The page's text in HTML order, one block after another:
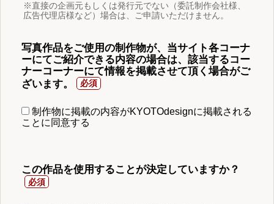
※直接の企画元もしくは発行元でない（委託制作会社様、
広告代理店様など）場合は、ご申請いただけません。
写真作品をご使用の制作物が、当サイト各コーナ
ーにてご紹介できる内容の場合は、該当するコー
ナーコーナーにて情報を掲載させて頂く場合がご
ざいます。
制作物に掲載の内容がKYOTOdesignに掲載される
ことに同意する
この作品を使用することが決定していますか？